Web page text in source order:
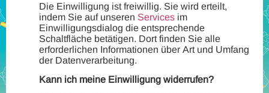
Die Einwilligung ist freiwillig. Sie wird erteilt,
indem Sie auf unseren Services im
Einwilligungsdialog die entsprechende
Schaltfläche betätigen. Dort finden Sie alle
erforderlichen Informationen über Art und Umfang
der Datenverarbeitung.
Kann ich meine Einwilligung widerrufen?